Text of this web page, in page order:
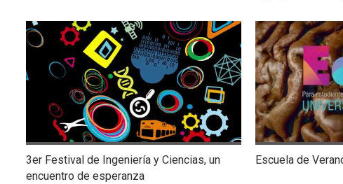
3er Festival de Ingeniería y Ciencias, un
encuentro de esperanza
Escuela de